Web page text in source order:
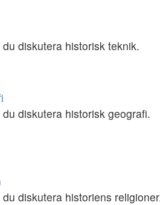
diskutera historisk teknik.
diskutera historisk geografi.
diskutera historiens